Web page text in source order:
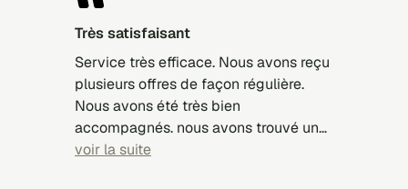
Très satisfaisant
Service très efficace. Nous avons reçu
plusieurs offres de façon régulière.
Nous avons été très bien
accompagnés. nous avons trouvé un
appartement pour notre fille. Merci.
voir la suite